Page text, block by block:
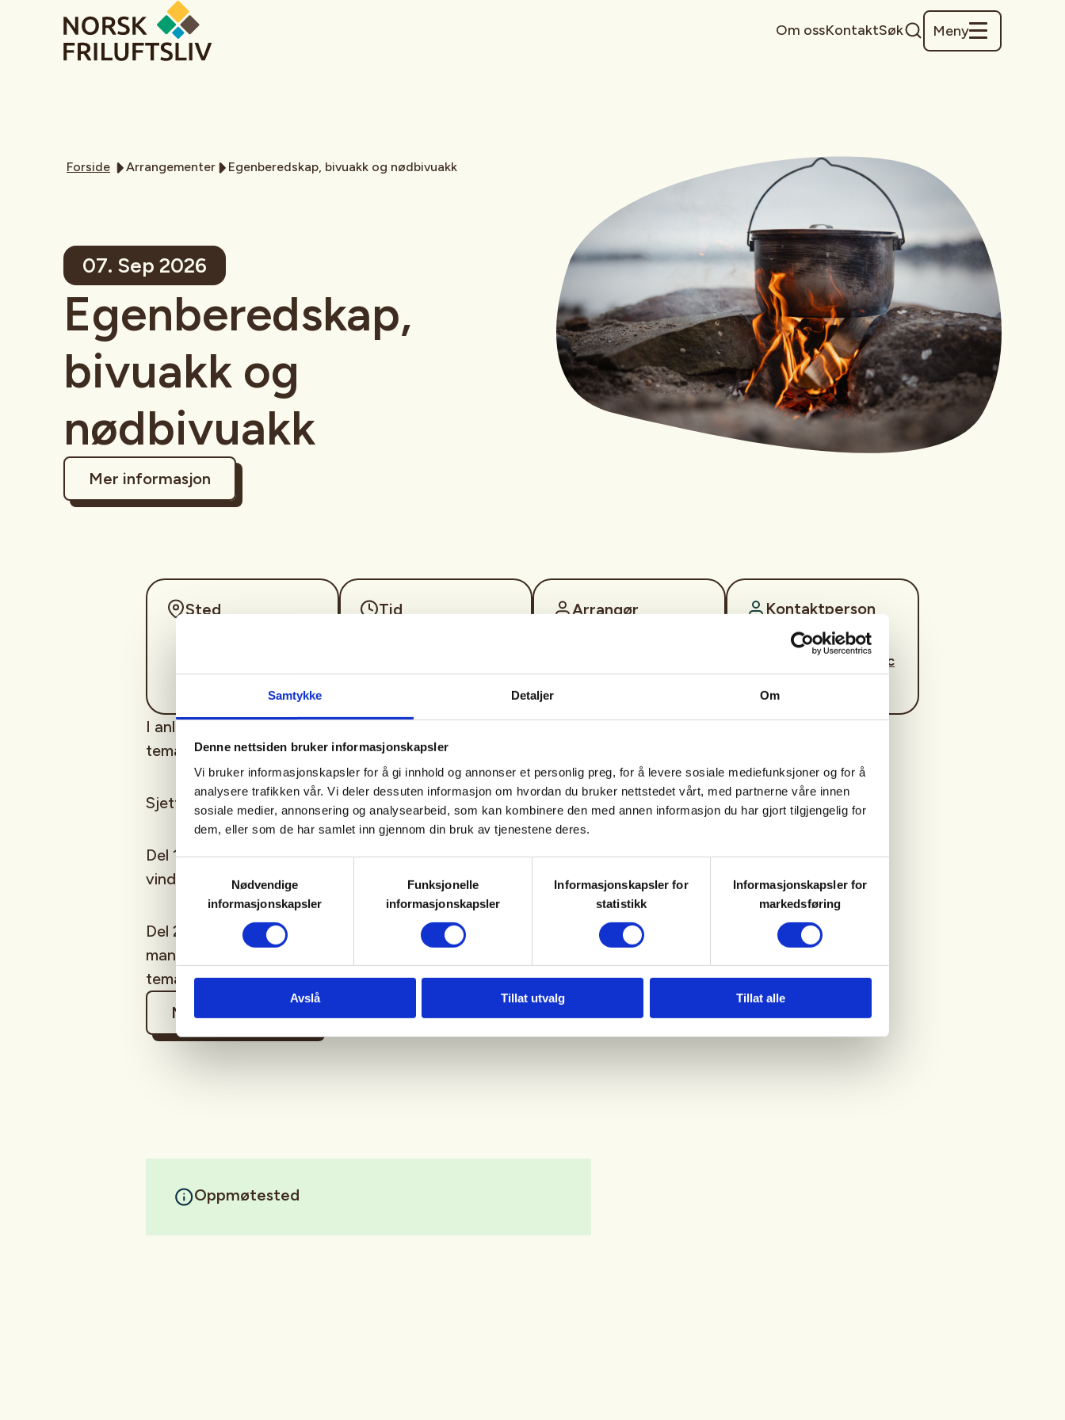
Samtykke Detaljer Om
Denne nettsiden bruker informasjonskapsler
Vi bruker informasjonskapsler for å gi innhold og annonser et personlig preg, for å levere sosiale mediefunksjoner og for å
analysere trafikken vår. Vi deler dessuten informasjon om hvordan du bruker nettstedet vårt, med partnerne våre innen
sosiale medier, annonsering og analysearbeid, som kan kombinere den med annen informasjon du har gjort tilgjengelig for
dem, eller som de har samlet inn gjennom din bruk av tjenestene deres.
Nødvendige
informasjonskapsler
Funksjonelle
informasjonskapsler
Informasjonskapsler for
statistikk
Informasjonskapsler for
markedsføring
Avslå Tillat utvalg Tillat alle
Om ossKontaktSøk Meny
Forside Arrangementer Egenberedskap, bivuakk og nødbivuakk
07. Sep 2026
Egenberedskap,
bivuakk og
nødbivuakk
Mer informasjon
Sted Tid Arrangør Kontaktperson
https://40029943
steinar.holen@gmail.c
I anledning egenberedskapsåret arrangerer Målselv JFF 8
temakvelder med grunnleggende kunnskap for hele familien.
Sjette temakveld tar for seg bivuakk og nødbivuakk
Del 1 hva som er lurt å ha med på tur for å bygge le for vær og
vind
Del 2 hvordan improvisere og bygge enkel nødbivuakk, når
man blir overrasket og har mistet første del av denne
temakvelden
Mer informasjon
Oppmøtested